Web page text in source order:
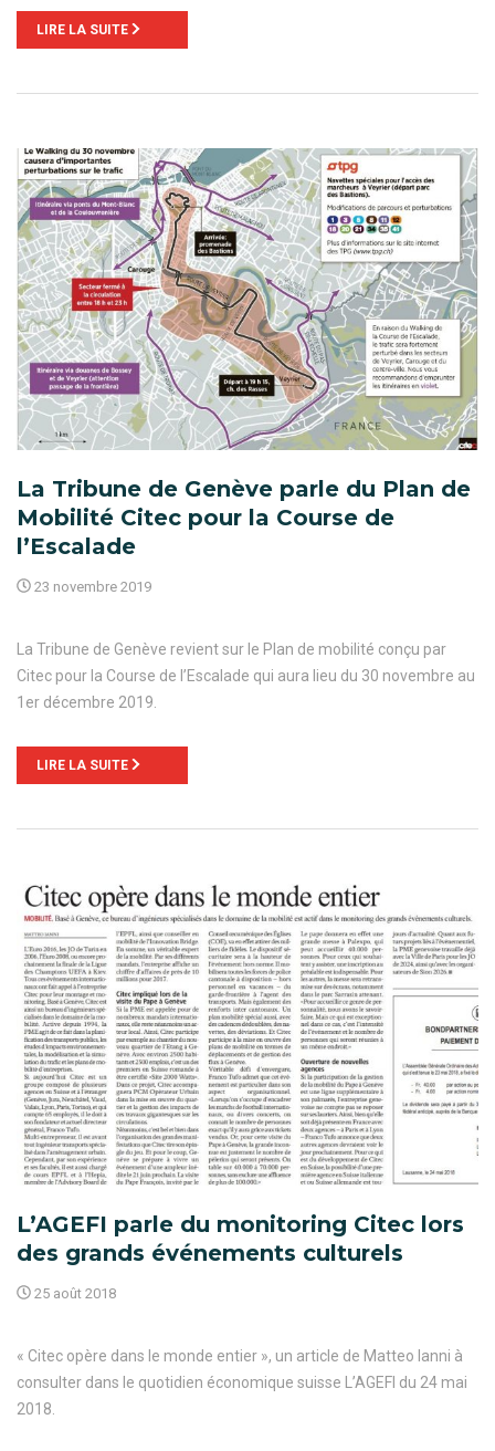
LIRE LA SUITE
La Tribune de Genève parle du Plan de
Mobilité Citec pour la Course de
l’Escalade
23 novembre 2019
La Tribune de Genève revient sur le Plan de mobilité conçu par
Citec pour la Course de l’Escalade qui aura lieu du 30 novembre au
1er décembre 2019.
LIRE LA SUITE
L’AGEFI parle du monitoring Citec lors
des grands événements culturels
25 août 2018
« Citec opère dans le monde entier », un article de Matteo Ianni à
consulter dans le quotidien économique suisse L’AGEFI du 24 mai
2018.